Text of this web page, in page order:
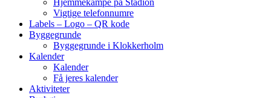
Hjemmekampe på Stadion
Vigtige telefonnumre
Labels – Logo – QR kode
Byggegrunde
Byggegrunde i Klokkerholm
Kalender
Kalender
Få jeres kalender
Aktiviteter